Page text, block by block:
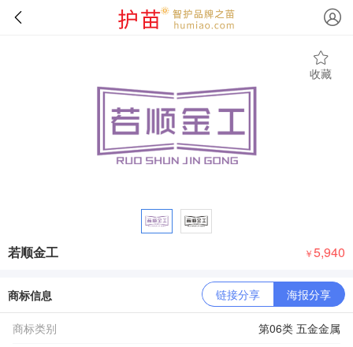
收藏
若顺金工 ￥5,940
商标信息 链接分享 海报分享
商标类别
第06类 五金金属